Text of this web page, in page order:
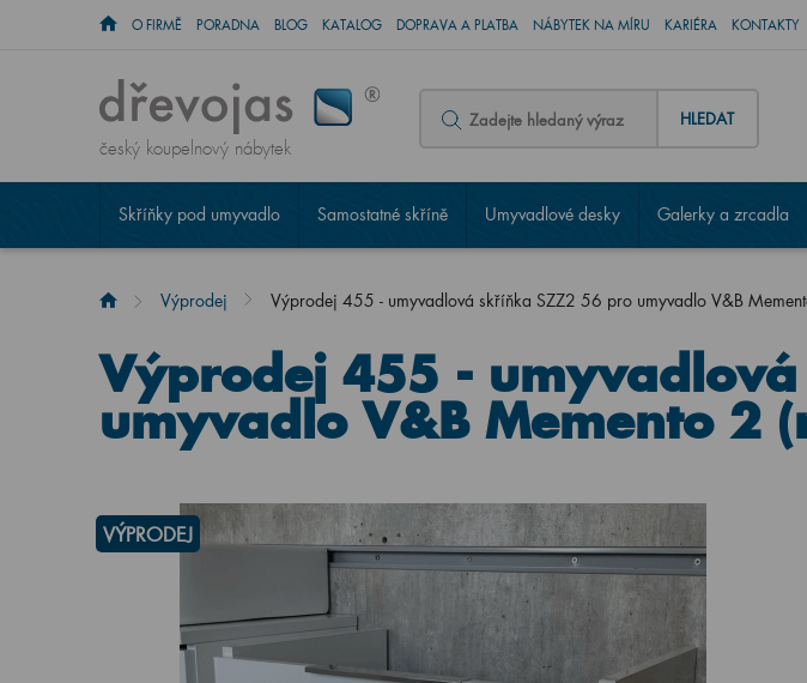
O FIRMĚ PORADNA BLOG KATALOG DOPRAVA A PLATBA NÁBYTEK NA MÍRU KARIÉRA KONTAKTY
český koupelnový nábytek
HLEDAT
Skříňky pod umyvadlo Samostatné skříně Umyvadlové desky Galerky a zrcadla
Výprodej Výprodej 455 - umyvadlová skříňka SZZ2 56 pro umyvadlo V&B
Výprodej 455 -
umyvadlo V&B Memento 2
VÝPRODEJ